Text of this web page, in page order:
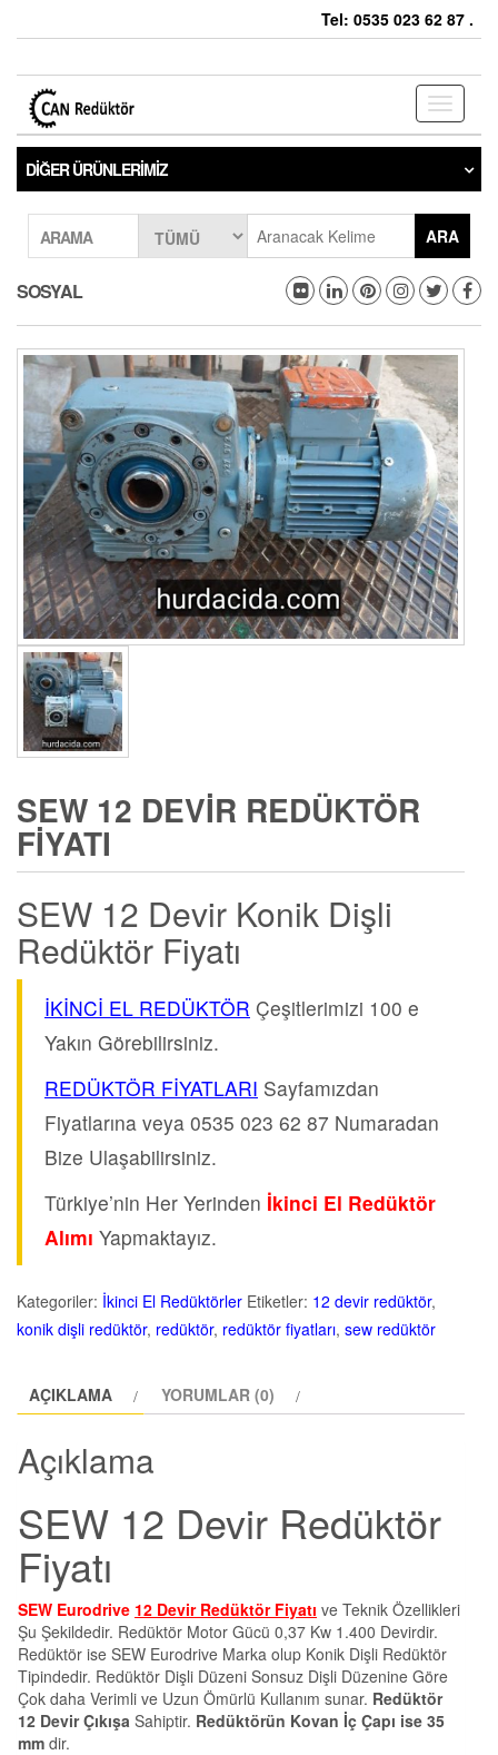
Tel: 0535 023 62 87 .
Toggle
DIĞER ÜRÜNLERIMIZ
ARAMA ARA
SOSYAL
SEW 12 DEVIR REDÜKTÖR
FIYATI
SEW 12 Devir Konik Dişli
Redüktör Fiyatı
İKİNCİ EL REDÜKTÖR Çeşitlerimizi 100 e
Yakın Görebilirsiniz.
REDÜKTÖR FİYATLARI Sayfamızdan
Fiyatlarına veya 0535 023 62 87 Numaradan
Bize Ulaşabilirsiniz.
Türkiye’nin Her Yerinden İkinci El Redüktör
Alımı Yapmaktayız.
Kategoriler: İkinci El Redüktörler Etiketler: 12 devir redüktör,
konik dişli redüktör, redüktör, redüktör fiyatları, sew redüktör
AÇIKLAMA YORUMLAR (0)
Açıklama
SEW 12 Devir Redüktör
Fiyatı
SEW Eurodrive 12 Devir Redüktör Fiyatı ve Teknik Özellikleri
Şu Şekildedir. Redüktör Motor Gücü 0,37 Kw 1.400 Devirdir.
Redüktör ise SEW Eurodrive Marka olup Konik Dişli Redüktör
Tipindedir. Redüktör Dişli Düzeni Sonsuz Dişli Düzenine Göre
Çok daha Verimli ve Uzun Ömürlü Kullanım sunar. Redüktör
12 Devir Çıkışa Sahiptir. Redüktörün Kovan İç Çapı ise 35
mm dir.